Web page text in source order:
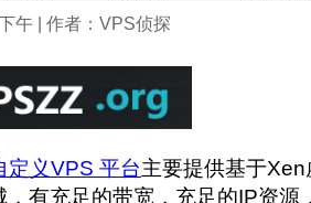
午 | 作者：VPS侦探
定义VPS 平台主要提供基于
，有充足的带宽，充足的IP资源